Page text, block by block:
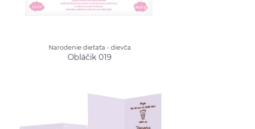
Narodenie dieťaťa - dievča
Narodenie dieťaťa - dievča
Obláčik 019